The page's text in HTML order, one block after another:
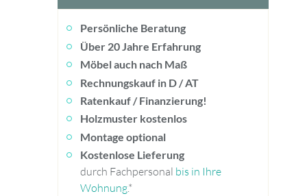
Persönliche Beratung
Über 20 Jahre Erfahrung
Möbel auch nach Maß
Rechnungskauf in D / AT
Ratenkauf / Finanzierung!
Holzmuster kostenlos
Montage optional
Kostenlose Lieferung
durch Fachpersonal bis in Ihre
Wohnung.*